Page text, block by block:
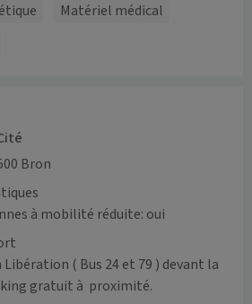
Matériel médical
Bron
à mobilité réduite: oui
( Bus 24 et 79 ) devant la
gratuit à  proximité.